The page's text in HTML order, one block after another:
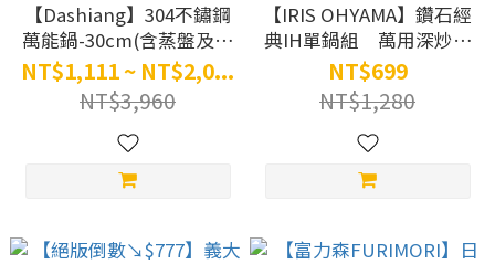
【Dashiang】304不鏽鋼
萬能鍋-30cm(含蒸盤及瀝
網)
NT$1,111 ~ NT$2,0...
NT$3,960
【IRIS OHYAMA】鑽石經
典IH單鍋組 萬用深炒鍋
含蓋)／單柄湯鍋(含蓋)／
玉子燒鍋／不沾平底鍋
NT$699
NT$1,280